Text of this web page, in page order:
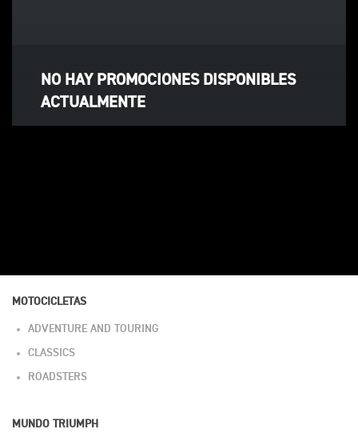
NO HAY PROMOCIONES DISPONIBLES
ACTUALMENTE
MOTOCICLETAS
ADVENTURE AND TOURING
CLASSICS
ROADSTERS
MUNDO TRIUMPH